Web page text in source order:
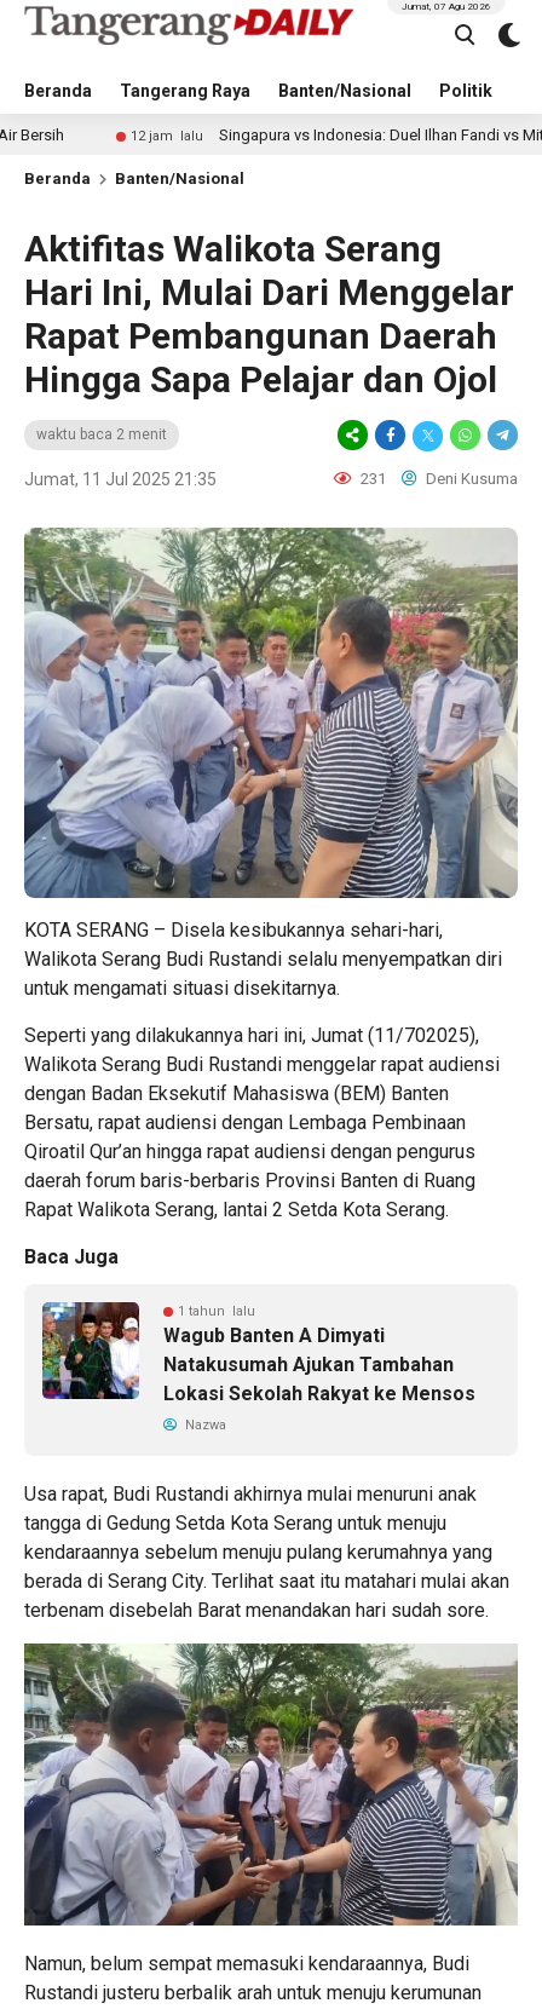
Beranda Tangerang Raya Banten/Nasional Politik
Jumat, 07 Agu 2026
12 jam lalu Singapura vs Indonesia: Duel Ilhan Fandi vs Mitchell Baker
Beranda Banten/Nasional
Aktifitas Walikota Serang
Hari Ini, Mulai Dari Menggelar
Rapat Pembangunan Daerah
Hingga Sapa Pelajar dan Ojol
waktu baca 2 menit
Jumat, 11 Jul 2025 21:35 231 Deni Kusuma
KOTA SERANG – Disela kesibukannya sehari-hari,
Walikota Serang Budi Rustandi selalu menyempatkan diri
untuk mengamati situasi disekitarnya.
Seperti yang dilakukannya hari ini, Jumat (11/702025),
Walikota Serang Budi Rustandi menggelar rapat audiensi
dengan Badan Eksekutif Mahasiswa (BEM) Banten
Bersatu, rapat audiensi dengan Lembaga Pembinaan
Qiroatil Qur’an hingga rapat audiensi dengan pengurus
daerah forum baris-berbaris Provinsi Banten di Ruang
Rapat Walikota Serang, lantai 2 Setda Kota Serang.
Baca Juga
1 tahun lalu
Wagub Banten A Dimyati
Natakusumah Ajukan Tambahan
Lokasi Sekolah Rakyat ke Mensos
Nazwa
Usa rapat, Budi Rustandi akhirnya mulai menuruni anak
tangga di Gedung Setda Kota Serang untuk menuju
kendaraannya sebelum menuju pulang kerumahnya yang
berada di Serang City. Terlihat saat itu matahari mulai akan
terbenam disebelah Barat menandakan hari sudah sore.
Namun, belum sempat memasuki kendaraannya, Budi
Rustandi justeru berbalik arah untuk menuju kerumunan